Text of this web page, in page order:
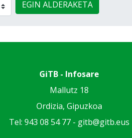
EGIN ALDERAKETA
GiTB - Infosare
Mallutz 18
Ordizia, Gipuzkoa
Tel: 943 08 54 77 - gitb@gitb.eus